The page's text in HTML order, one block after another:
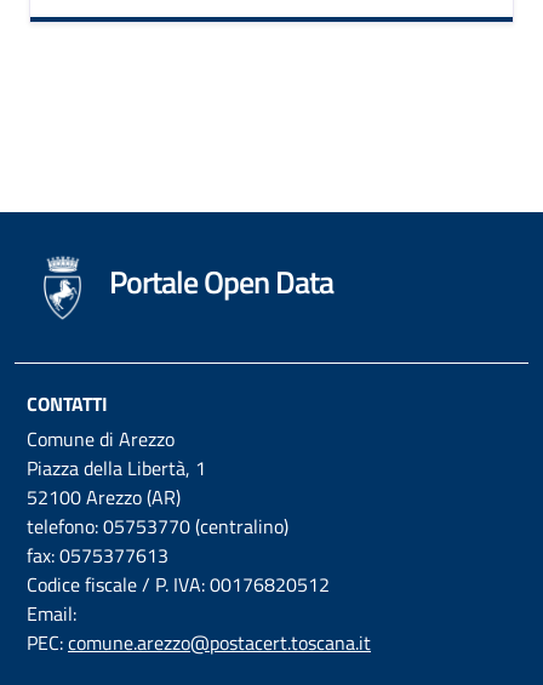
Portale Open Data
CONTATTI
Comune di Arezzo
Piazza della Libertà, 1
52100 Arezzo (AR)
telefono: 05753770 (centralino)
fax: 0575377613
Codice fiscale / P. IVA: 00176820512
Email:
PEC:comune.arezzo@postacert.toscana.it